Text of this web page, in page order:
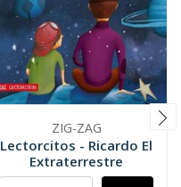
ZIG-ZAG
Lectorcitos - Ricardo El
Extraterrestre